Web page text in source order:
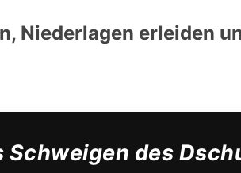
Niederlagen erleiden
des